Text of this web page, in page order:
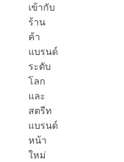
เข้ากับ
ร้าน
ค้า
แบรนด์
ระดับ
โลก
และ
สตรีท
แบรนด์
หน้า
ใหม่